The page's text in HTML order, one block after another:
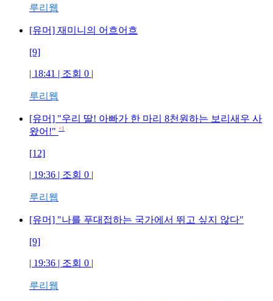
루리웹
[유머] 재미니의 어흐어흐
[9]
| 18:41 | 조회 0 |
루리웹
[유머] "우리 딸! 아빠가 한 마리 8천원하는 보리새우 사
왔어!" +1
[12]
| 19:36 | 조회 0 |
루리웹
[유머] "나를 푸대접하는 국가에서 뛰고 싶지 않다"
[9]
| 19:36 | 조회 0 |
루리웹